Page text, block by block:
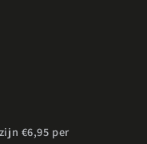
€6,95 per